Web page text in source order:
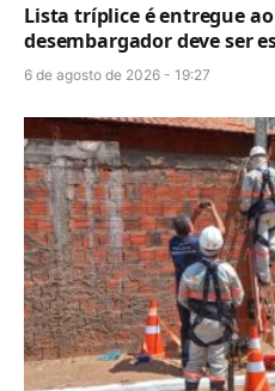
Lista tríplice é entregue
desembargador deve ser
6 de agosto de 2026 - 19:27